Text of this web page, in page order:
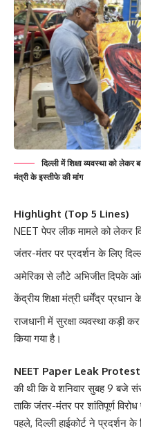
दिल्ली में शिक्षा व्यवस्था को
मंत्री के इस्तीफे की मांग
Highlight (Top 5 Lines)
NEET पेपर लीक मामले को लेकर
जंतर-मंतर पर प्रदर्शन के लिए
अमेरिका से लौटे अभिजीत दिपके
केंद्रीय शिक्षा मंत्री धर्मेंद्र
राजधानी में सुरक्षा व्यवस्था कड़ी
किया गया है।
NEET Paper Leak
की थी कि वे शनिवार सुबह 9 बजे
ताकि जंतर-मंतर पर शांतिपूर्ण
पहले, दिल्ली हाईकोर्ट ने प्रदर्शन